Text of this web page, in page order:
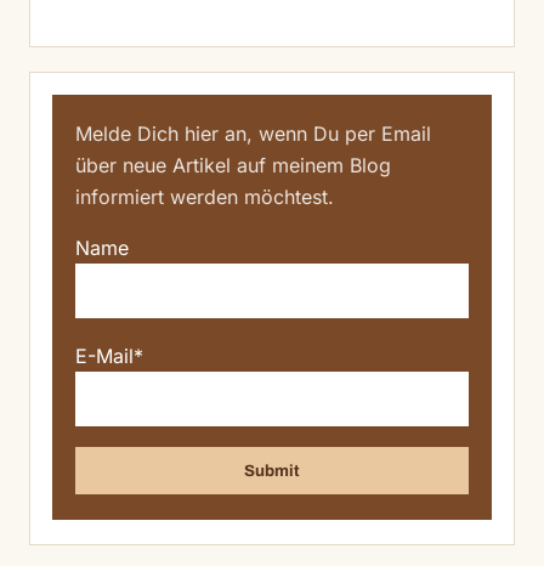
Melde Dich hier an, wenn Du per Email
über neue Artikel auf meinem Blog
informiert werden möchtest.
Name
E-Mail*